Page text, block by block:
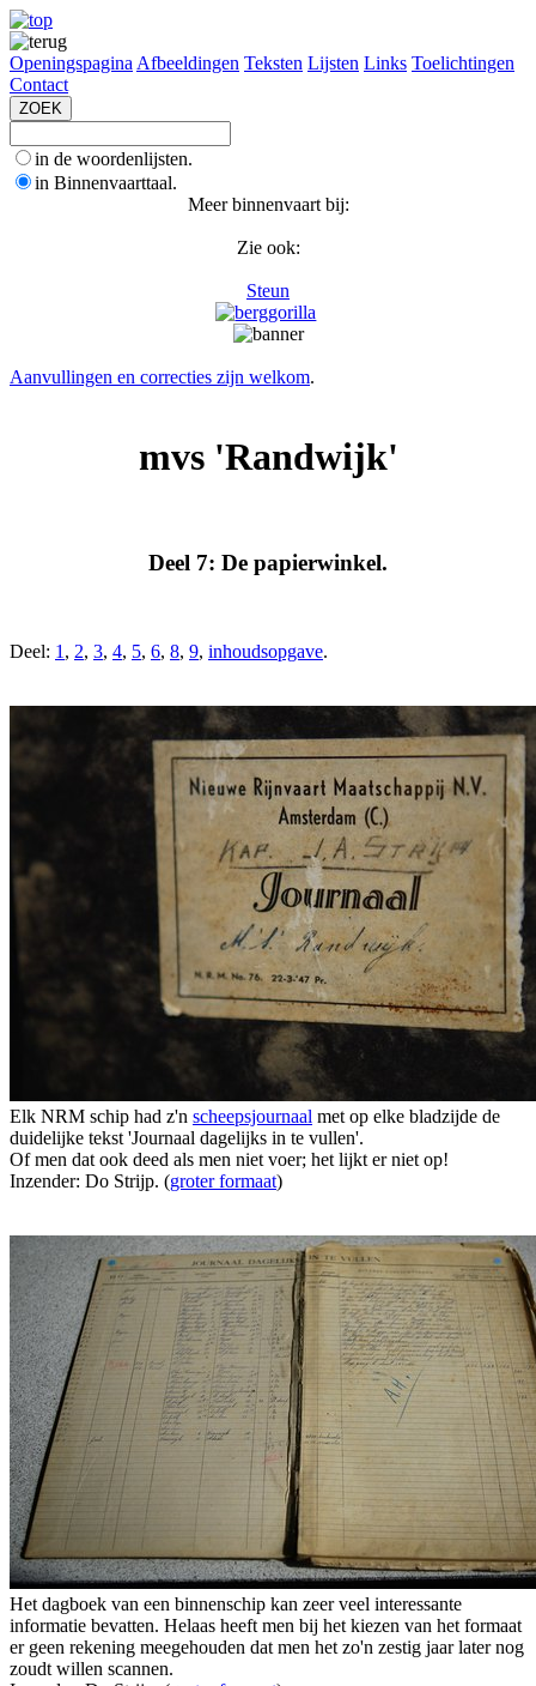
Openingspagina Afbeeldingen Teksten Lijsten Links Toelichtingen
Contact
in de woordenlijsten.
in Binnenvaarttaal.
Meer binnenvaart bij:
Zie ook:
Steun
Aanvullingen en correcties zijn welkom.
mvs 'Randwijk'
Deel 7: De papierwinkel.
Deel: 1 , 2, 3, 4, 5, 6, 8, 9, inhoudsopgave.
Elk NRM schip had z'n scheepsjournaal met op elke bladzijde de
duidelijke tekst 'Journaal dagelijks in te vullen'.
Of men dat ook deed als men niet voer; het lijkt er niet op!
Inzender: Do Strijp. (groter formaat)
Het dagboek van een binnenschip kan zeer veel interessante
informatie bevatten. Helaas heeft men bij het kiezen van het formaat
er geen rekening meegehouden dat men het zo'n zestig jaar later nog
zoudt willen scannen.